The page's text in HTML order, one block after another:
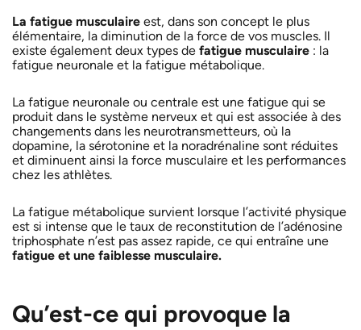
La fatigue musculaire est, dans son concept le plus
élémentaire, la diminution de la force de vos muscles. Il
existe également deux types de fatigue musculaire : la
fatigue neuronale et la fatigue métabolique.
La fatigue neuronale ou centrale est une fatigue qui se
produit dans le système nerveux et qui est associée à des
changements dans les neurotransmetteurs, où la
dopamine, la sérotonine et la noradrénaline sont réduites
et diminuent ainsi la force musculaire et les performances
chez les athlètes.
La fatigue métabolique survient lorsque l’activité physique
est si intense que le taux de reconstitution de l’adénosine
triphosphate n’est pas assez rapide, ce qui entraîne une
fatigue et une faiblesse musculaire.
Qu’est-ce qui provoque la